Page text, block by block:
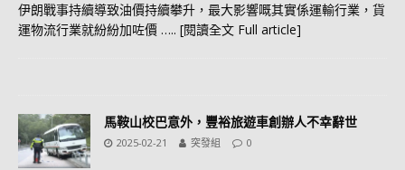
伊朗戰事持續導致油價持續攀升，最大影響嘅其實係運輸行業，貨
運物流行業就紛紛加咗價 ….. [閱讀全文 Full article]
馬鞍山校巴意外，豐裕旅遊車創辦人不幸辭世
2025-02-21 突發組 0